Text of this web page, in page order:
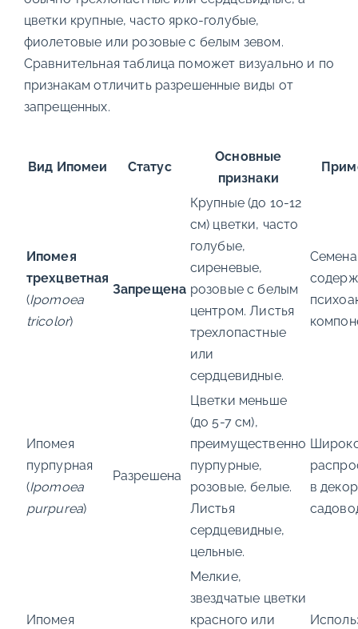
цветки крупные, часто ярко-голубые,
фиолетовые или розовые с белым зевом.
Сравнительная таблица поможет визуально и по
признакам отличить разрешенные виды от
запрещенных.
Вид Ипомеи Статус
Основные
признаки
Ипомея
трехцветная
(Ipomoea
tricolor)
Запрещена
Крупные (до 10-12
см) цветки, часто
голубые,
сиреневые,
розовые с белым
центром. Листья
трехлопастные
или
сердцевидные.
Семена
Ипомея
пурпурная
(Ipomoea
purpurea)
Разрешена
Цветки меньше
(до 5-7 см),
преимущественно
пурпурные,
розовые, белые.
Листья
сердцевидные,
цельные.
в
Ипомея
Мелкие,
звездчатые цветки
красного или